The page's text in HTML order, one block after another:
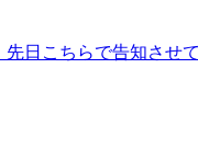
先日こちらで告知させ